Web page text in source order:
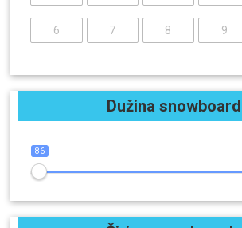
6 7 8 9
Dužina snowboard
86